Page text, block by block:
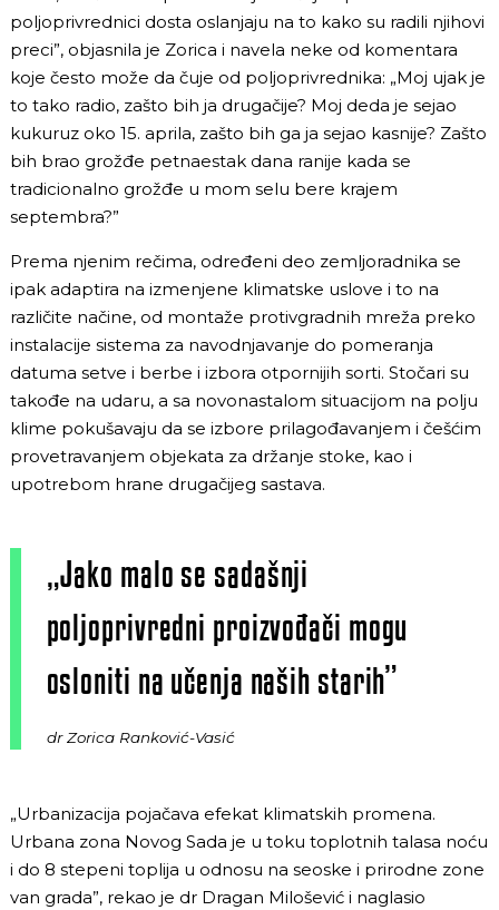
poljoprivrednici dosta oslanjaju na to kako su radili njihovi
preci”, objasnila je Zorica i navela neke od komentara
koje često može da čuje od poljoprivrednika: „Moj ujak je
to tako radio, zašto bih ja drugačije? Moj deda je sejao
kukuruz oko 15. aprila, zašto bih ga ja sejao kasnije? Zašto
bih brao grožđe petnaestak dana ranije kada se
tradicionalno grožđe u mom selu bere krajem
septembra?”
Prema njenim rečima, određeni deo zemljoradnika se
ipak adaptira na izmenjene klimatske uslove i to na
različite načine, od montaže protivgradnih mreža preko
instalacije sistema za navodnjavanje do pomeranja
datuma setve i berbe i izbora otpornijih sorti. Stočari su
takođe na udaru, a sa novonastalom situacijom na polju
klime pokušavaju da se izbore prilagođavanjem i češćim
provetravanjem objekata za držanje stoke, kao i
upotrebom hrane drugačijeg sastava.
„Jako malo se sadašnji
poljoprivredni proizvođači mogu
osloniti na učenja naših starih”
dr Zorica Ranković-Vasić
„Urbanizacija pojačava efekat klimatskih promena.
Urbana zona Novog Sada je u toku toplotnih talasa noću
i do 8 stepeni toplija u odnosu na seoske i prirodne zone
van grada”, rekao je dr Dragan Milošević i naglasio